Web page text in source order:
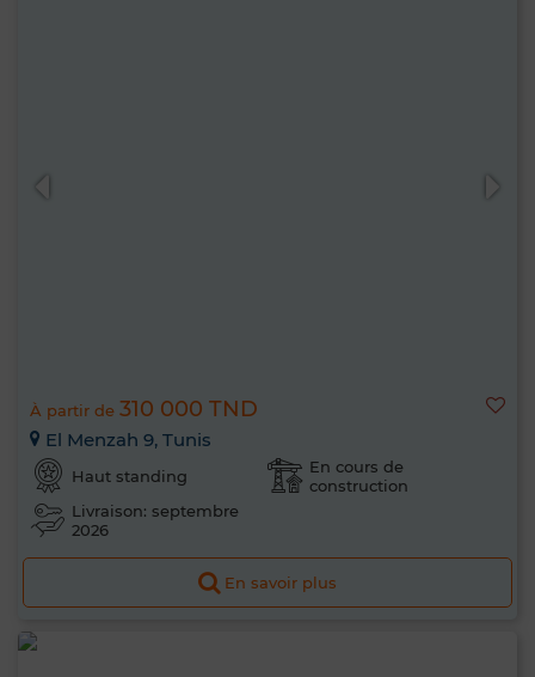
À partir de 310 000 TND
El Menzah 9, Tunis
Haut standing
En cours de
construction
Livraison: septembre
2026
En savoir plus